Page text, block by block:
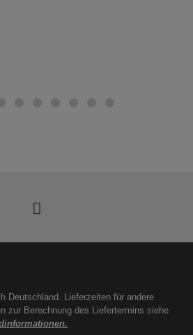
Deutschland. Lieferzeiten für andere
zur Berechnung des Liefertermins siehe